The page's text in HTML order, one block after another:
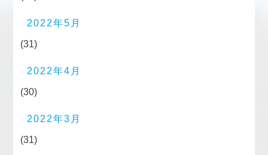
2022年5月
(31)
2022年4月
(30)
2022年3月
(31)